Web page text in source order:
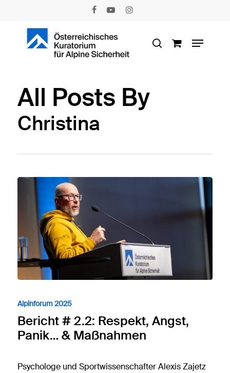
facebookyoutubeinstagram
search
Menu
All Posts By
Christina
Alpinforum 2025
Bericht # 2.2: Respekt, Angst,
Panik… & Maßnahmen
Psychologe und Sportwissenschafter Alexis Zajetz